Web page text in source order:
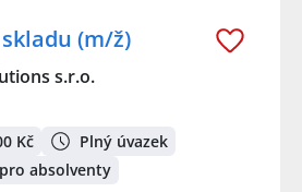
(m/ž)
s.r.o.
Kč
Plný úvazek
absolventy